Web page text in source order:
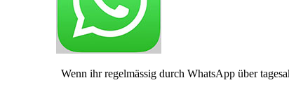
Wenn ihr regelmässig durch WhatsApp über